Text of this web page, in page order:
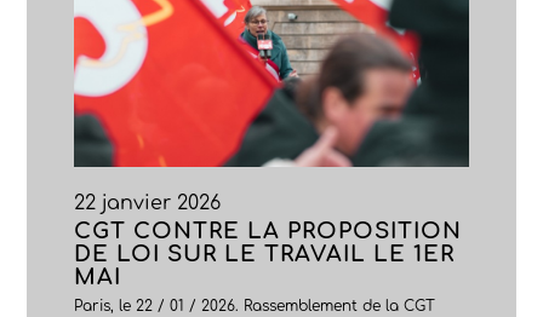
22 janvier 2026
CGT CONTRE LA PROPOSITION
DE LOI SUR LE TRAVAIL LE 1ER
MAI
Paris, le 22 / 01 / 2026. Rassemblement de la CGT